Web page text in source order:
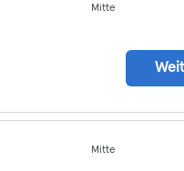
Mitte
Mitte